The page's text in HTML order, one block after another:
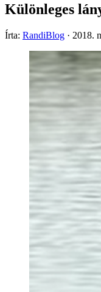
Különleges
Írta: RandiBlog · 2018.